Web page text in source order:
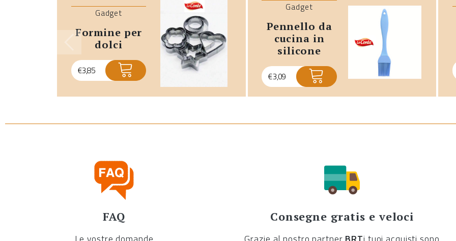
Gadget
formine per
dolci
€3,85
Gadget
pennello da
cucina in
silicone
€3,09
FAQ Consegne gratis e veloci